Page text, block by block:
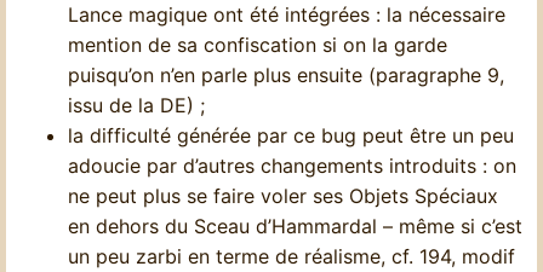
Lance magique ont été intégrées : la nécessaire
mention de sa confiscation si on la garde
puisqu’on n’en parle plus ensuite (paragraphe 9,
issu de la DE) ;
la difficulté générée par ce bug peut être un peu
adoucie par d’autres changements introduits : on
ne peut plus se faire voler ses Objets Spéciaux
en dehors du Sceau d’Hammardal – même si c’est
un peu zarbi en terme de réalisme, cf. 194, modif